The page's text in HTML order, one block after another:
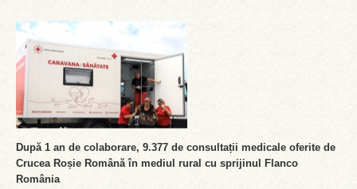
După 1 an de colaborare, 9.377 de consultații medicale oferite de
Crucea Roșie Română în mediul rural cu sprijinul Flanco
România